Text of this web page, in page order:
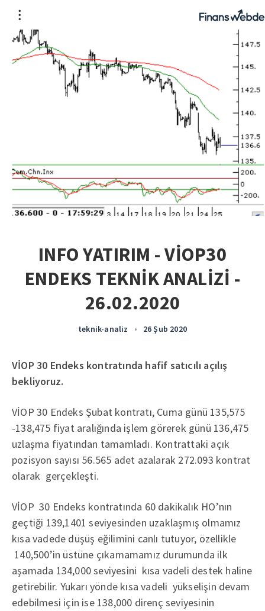
INFO YATIRIM - VİOP30
ENDEKS TEKNİK ANALİZİ -
26.02.2020
teknik-analiz • 26 Şub 2020
VİOP 30 Endeks kontratında hafif satıcılı açılış
bekliyoruz.
VİOP 30 Endeks Şubat kontratı, Cuma günü 135,575
-138,475 fiyat aralığında işlem görerek günü 136,475
uzlaşma fiyatından tamamladı. Kontrattaki açık
pozisyon sayısı 56.565 adet azalarak 272.093 kontrat
olarak gerçekleşti.
VİOP 30 Endeks kontratında 60 dakikalık HO’nın
geçtiği 139,1401 seviyesinden uzaklaşmış olmamız
kısa vadede düşüş eğilimini canlı tutuyor, özellikle
140,500’in üstüne çıkamamamız durumunda ilk
aşamada 134,000 seviyesini kısa vadeli destek haline
getirebilir. Yukarı yönde kısa vadeli yükselişin devam
edebilmesi için ise 138,000 direnç seviyesinin